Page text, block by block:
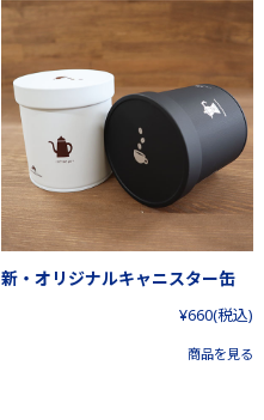
新・オリジナルキャニスター缶
¥660(税込)
商品を見る